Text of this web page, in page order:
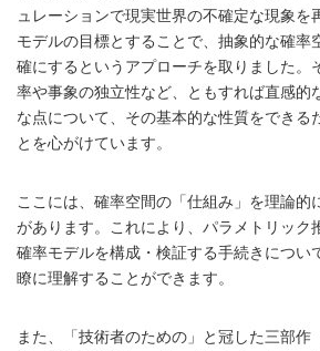
ュレーションで現実世界の不確定な現象を
モデルの目標とすることで、抽象的な確率
確にするというアプローチを取りました。
率や事象の独立性など、ともすれば直感的
な点について、その基本的な性質をできる
とを心がけています。
ここには、確率空間の「仕組み」を理論的
があります。これにより、パラメトリック
確率モデルを構成・検証する手続きについ
瞭に理解することができます。
また、「技術者のための」と冠した三部作